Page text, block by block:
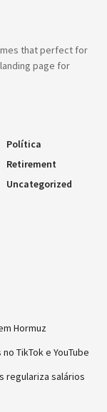
that perfect for
page for
Política
Retirement
Uncategorized
Hormuz
TikTok e YouTube
regulariza salários